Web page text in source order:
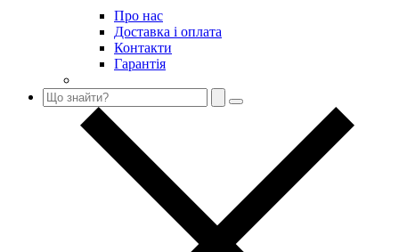
Про нас
Доставка і оплата
Контакти
Гарантія